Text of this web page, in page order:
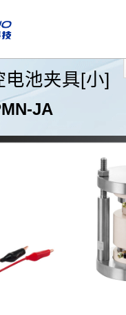
电池夹具[小]
JA